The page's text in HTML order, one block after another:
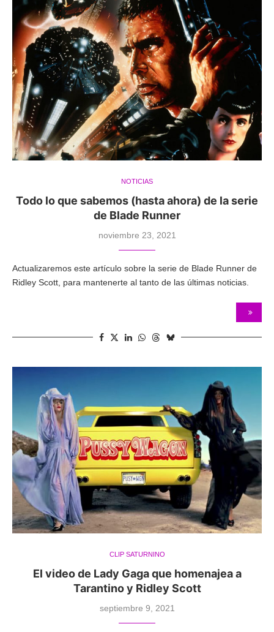
NOTICIAS
Todo lo que sabemos (hasta ahora) de la serie
de Blade Runner
noviembre 23, 2021
Actualizaremos este artículo sobre la serie de Blade Runner de
Ridley Scott, para mantenerte al tanto de las últimas noticias.
CLIP SATURNINO
El video de Lady Gaga que homenajea a
Tarantino y Ridley Scott
septiembre 9, 2021